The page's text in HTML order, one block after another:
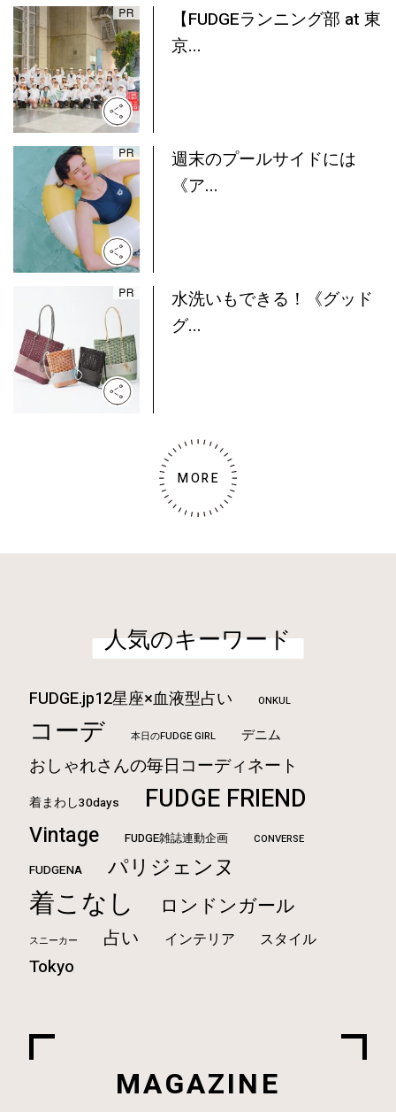
【FUDGEランニング部 at 東
京...
週末のプールサイドには
《ア...
水洗いもできる！《グッド
グ...
MORE
人気のキーワード
FUDGE.jp12星座×血液型占い ONKUL
コーデ 本日のFUDGE GIRL デニム
おしゃれさんの毎日コーディネート
着まわし30days FUDGE FRIEND
Vintage FUDGE雑誌連動企画 CONVERSE
FUDGENA パリジェンヌ
着こなし ロンドンガール
スニーカー 占い インテリア スタイル
Tokyo
MAGAZINE